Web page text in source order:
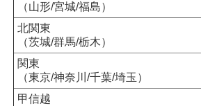
（山形/宮城/福島）
北関東
（茨城/群馬/栃木）
関東
（東京/神奈川/千葉/埼玉）
甲信越